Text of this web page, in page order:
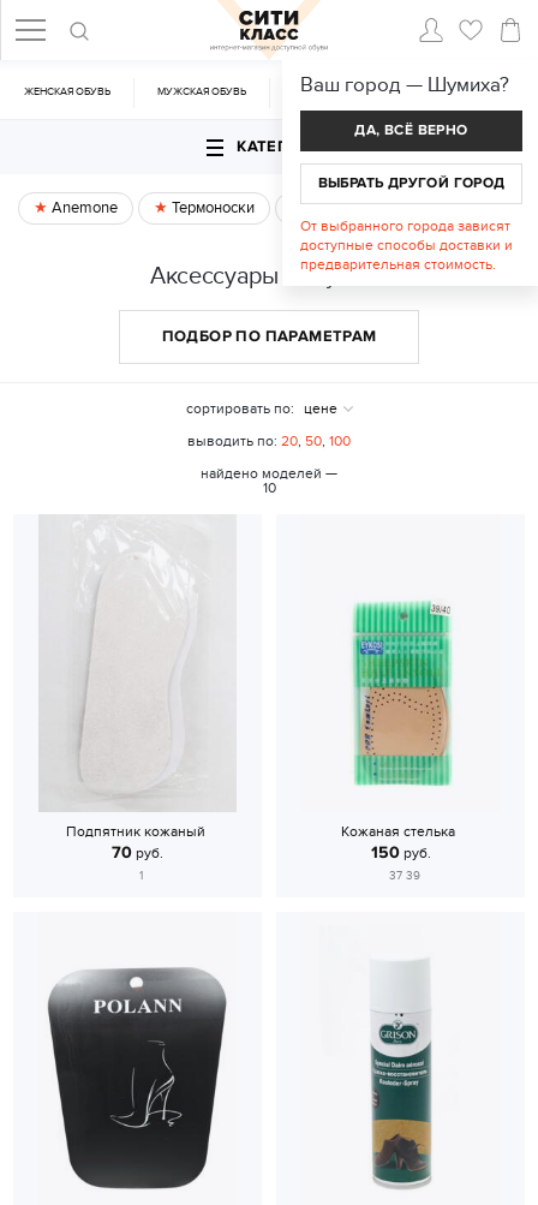
ЖЕНСКАЯ ОБУВЬ МУЖСКАЯ ОБУВЬ CУМКИ АКСЕССУАРЫ
КАТЕГОРИИ
Anemone Термоноски Спецпредложение
Аксессуары в Шумихе
ПОДБОР ПО ПАРАМЕТРАМ
сортировать по:
цене
выводить по: 20, 50, 100
найдено моделей —
10
Подпятник кожаный
70 руб.
1
Кожаная стелька
150руб.
37 39
Ваш город — Шумиха?
ДА, ВСЁ ВЕРНО
ВЫБРАТЬ ДРУГОЙ ГОРОД
От выбранного города зависят
доступные способы доставки и
предварительная стоимость.